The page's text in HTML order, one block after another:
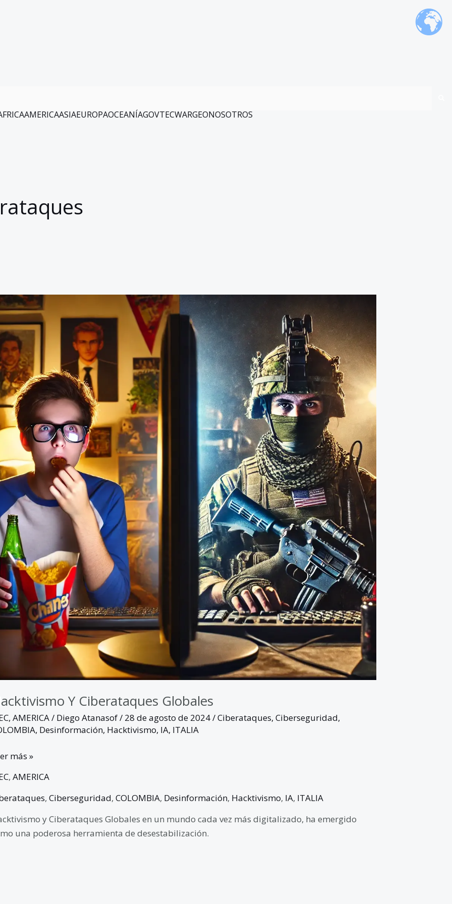
AMERICAASIAEUROPAOCEANÍAGOVTECWARGEONOSOTROS
Y Ciberataques Globales
, AMERICA/ Diego Atanasof/ 28 de agosto de 2024/Ciberataques, Ciberseguridad,
, Desinformación, Hacktivismo, IA, ITALIA
más »
, AMERICA
, Ciberseguridad, COLOMBIA, Desinformación, Hacktivismo, IA, ITALIA
y Ciberataques Globales en un mundo cada vez más digitalizado, ha emergido
una poderosa herramienta de desestabilización.